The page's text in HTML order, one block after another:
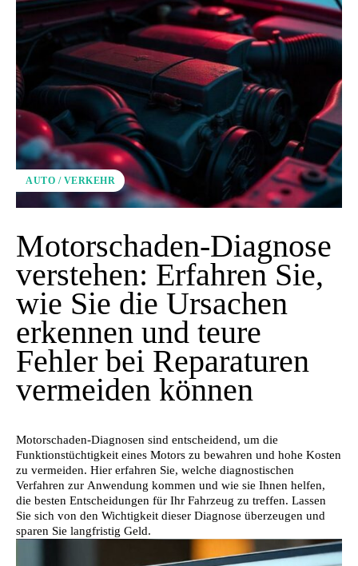
AUTO / VERKEHR
Motorschaden-Diagnose
verstehen: Erfahren Sie,
wie Sie die Ursachen
erkennen und teure
Fehler bei Reparaturen
vermeiden können
Motorschaden-Diagnosen sind entscheidend, um die
Funktionstüchtigkeit eines Motors zu bewahren und hohe Kosten
zu vermeiden. Hier erfahren Sie, welche diagnostischen
Verfahren zur Anwendung kommen und wie sie Ihnen helfen,
die besten Entscheidungen für Ihr Fahrzeug zu treffen. Lassen
Sie sich von den Wichtigkeit dieser Diagnose überzeugen und
sparen Sie langfristig Geld.